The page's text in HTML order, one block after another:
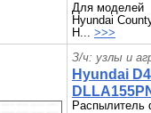
Для моделей
Hyundai
H... >>>
З/ч: узлы и
Hyundai
Распылитель